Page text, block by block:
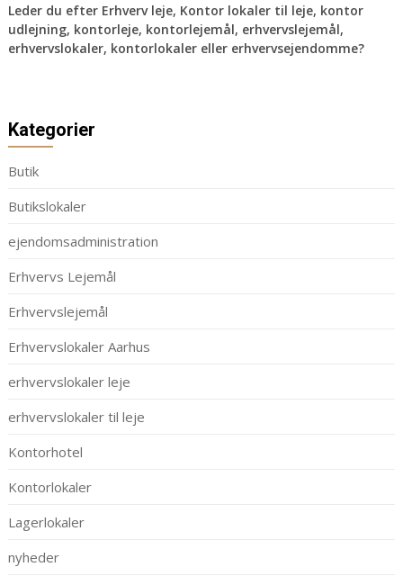
Leder du efter Erhverv leje, Kontor lokaler til leje, kontor
udlejning, kontorleje, kontorlejemål, erhvervslejemål,
erhvervslokaler, kontorlokaler eller erhvervsejendomme?
Kategorier
Butik
Butikslokaler
ejendomsadministration
Erhvervs Lejemål
Erhvervslejemål
Erhvervslokaler Aarhus
erhvervslokaler leje
erhvervslokaler til leje
Kontorhotel
Kontorlokaler
Lagerlokaler
nyheder